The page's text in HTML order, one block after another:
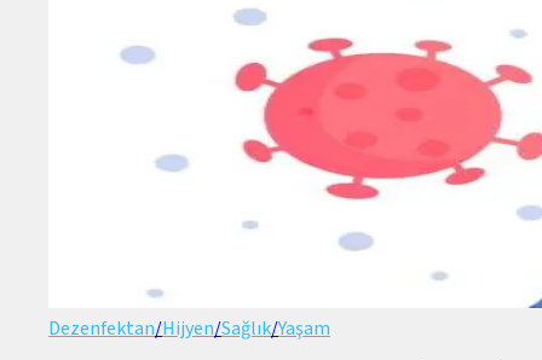
Dezenfektan/Hijyen/Sağlık/Yaşam